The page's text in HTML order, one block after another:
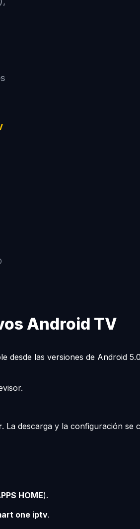
Android TV
desde las versiones de Android
. La descarga y la configuración se
HOME).
one iptv.